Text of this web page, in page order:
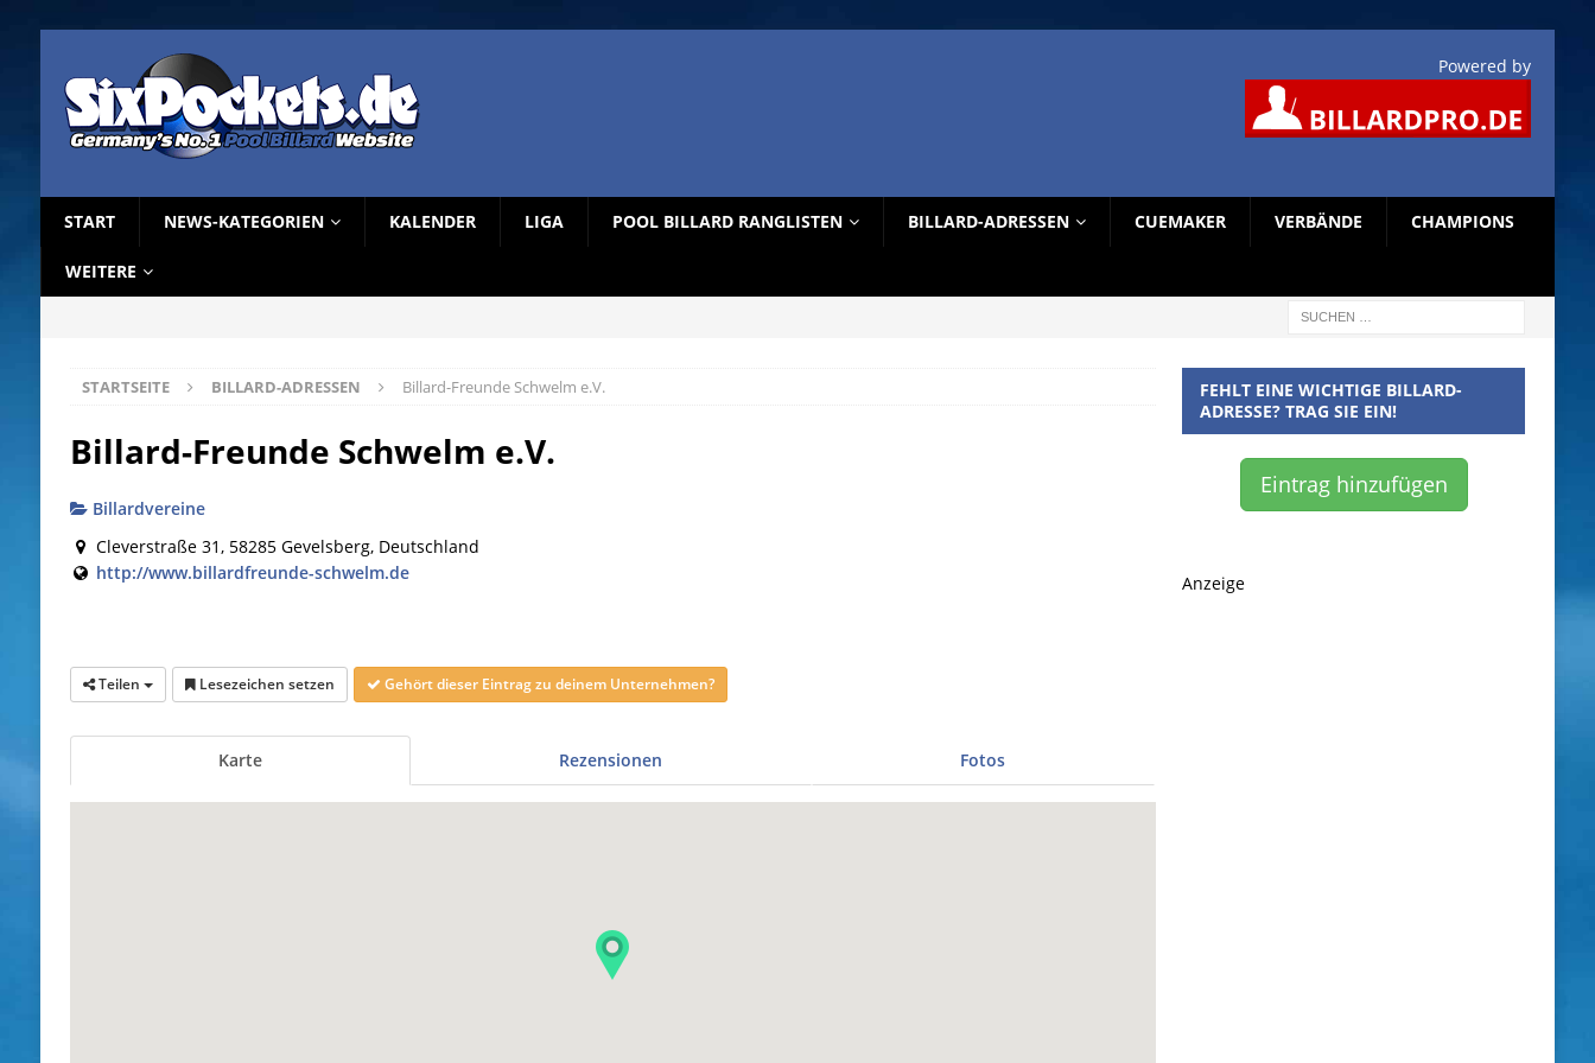
Powered by
START NEWS-KATEGORIEN KALENDER LIGA POOL BILLARD RANGLISTEN BILLARD-ADRESSEN CUEMAKER VERBÄNDE CHAMPIONS
WEITERE
STARTSEITE BILLARD-ADRESSEN Billard-Freunde Schwelm e.V.
Billard-Freunde Schwelm e.V.
Billardvereine
Cleverstraße 31, 58285 Gevelsberg, Deutschland
http://www.billardfreunde-schwelm.de
Teilen Lesezeichen setzen Gehört dieser Eintrag zu deinem Unternehmen?
Karte Rezensionen Fotos
FEHLT EINE WICHTIGE BILLARD-
ADRESSE? TRAG SIE EIN!
Eintrag hinzufügen
Anzeige